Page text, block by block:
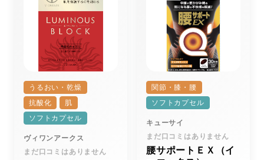
うるおい・乾燥
抗酸化
肌
ソフトカプセル
ヴィワンアークス
まだ口コミはありません
関節・膝・腰
ソフトカプセル
キューサイ
まだ口コミはありません
腰サポートＥＸ（イ